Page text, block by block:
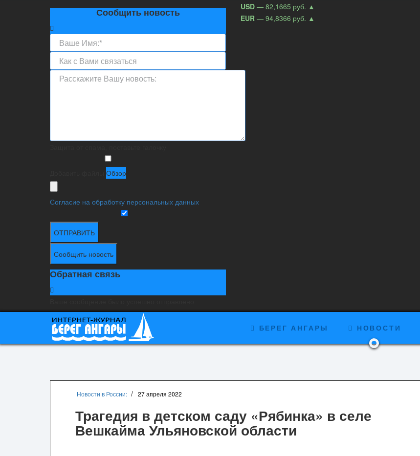
Сообщить новость
Обзор
Согласие на обработку персональных данных
ОТПРАВИТЬ
Сообщить новость
Обратная связь
USD — 82,1665 руб. ▲
EUR — 94,8366 руб. ▲
БЕРЕГ АНГАРЫ НОВОСТИ
Новости в России: 27 апреля 2022
Трагедия в детском саду «Рябинка» в селе
Вешкайма Ульяновской области